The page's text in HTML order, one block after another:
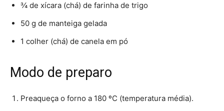
¾ de xícara (chá) de farinha de trigo
50 g de manteiga gelada
1 colher (chá) de canela em pó
Modo de preparo
Preaqueça o forno a 180 ºC (temperatura média).